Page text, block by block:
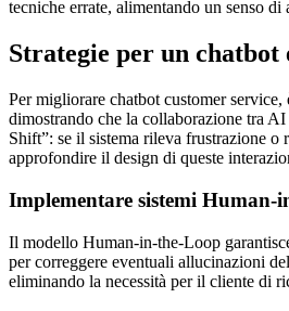
tecniche errate, alimentando un senso di
Strategie per un
Per migliorare chatbot customer
dimostrando che la collaborazione tra
Shift”: se il sistema rileva frustrazione o
approfondire il design di queste
Implementare sistemi
Il modello Human-in-the-Loop
per correggere eventuali allucinazioni
eliminando la necessità per il cliente di